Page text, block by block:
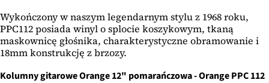
Wykończony w naszym legendarnym stylu z 1968 roku,
PPC112 posiada winyl o splocie koszykowym, tkaną
maskownicę głośnika, charakterystyczne obramowanie i
18mm konstrukcję z brzozy.
Kolumny gitarowe Orange12" pomarańczowa-Orange PPC 112